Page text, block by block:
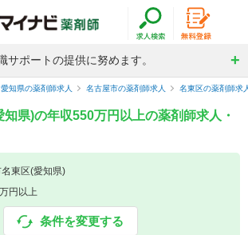
サポートの提供に努めます。
愛知県の薬剤師求人 名古屋市の薬剤師求人 名東区の薬剤師求
県)の年収550万円以上の薬剤師求人・
東区(愛知県)
円以上
条件を変更する